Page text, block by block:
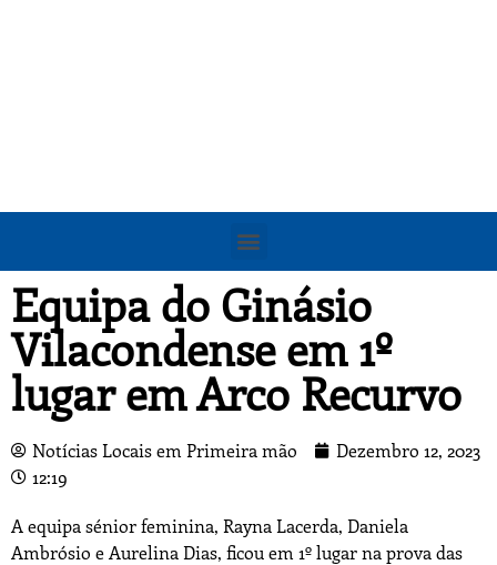
Equipa do Ginásio
Vilacondense em 1º
lugar em Arco Recurvo
Notícias Locais em Primeira mão
Dezembro 12, 2023
12:19
A equipa sénior feminina, Rayna Lacerda, Daniela
Ambrósio e Aurelina Dias, ficou em 1º lugar na prova das